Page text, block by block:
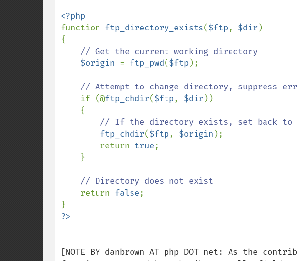
function ftp_directory_exists($ftp, $dir )
{
// Get the current working directory
$origin = ftp_pwd($ftp );
// Attempt to change directory, suppress
if (@ftp_chdir($ftp, $dir ))
// If the directory exists, set back to
ftp_chdir($ftp, $origin );
        return
true;
// Directory does not exist
return false;
[NOTE BY danbrown AT php DOT net: As the